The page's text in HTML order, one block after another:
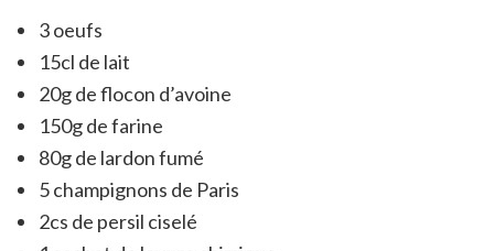
3 oeufs
15cl de lait
20g de flocon d’avoine
150g de farine
80g de lardon fumé
5 champignons de Paris
2cs de persil ciselé